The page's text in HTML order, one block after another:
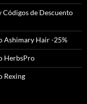
Códigos de Descuento
Ashimary Hair -25%
HerbsPro
Rexing